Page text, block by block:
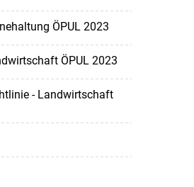
ÖPUL 2023
ÖPUL 2023
- Landwirtschaft